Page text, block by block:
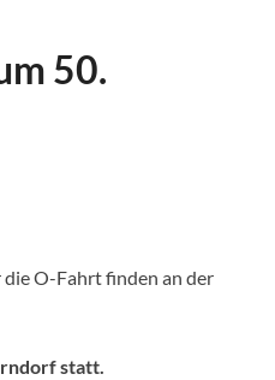
50.
O-Fahrt finden an der
statt.